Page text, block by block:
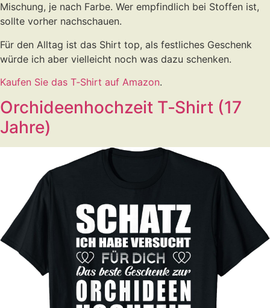
Mischung, je nach Farbe. Wer empfindlich bei Stoffen ist,
sollte vorher nachschauen.
Für den Alltag ist das Shirt top, als festliches Geschenk
würde ich aber vielleicht noch was dazu schenken.
Kaufen Sie das T‑Shirt auf Amazon.
Orchideenhochzeit T‑Shirt (17
Jahre)